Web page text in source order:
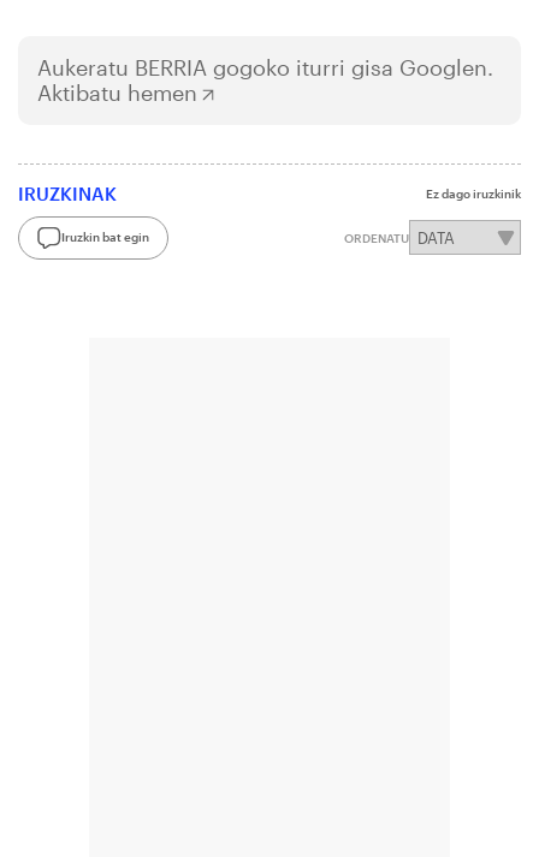
Aukeratu BERRIA gogoko iturri gisa Googlen.
Aktibatu hemen
IRUZKINAK Ez dago iruzkinik
Iruzkin bat egin ORDENATU